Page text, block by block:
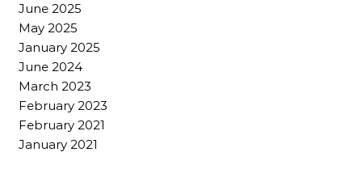
June 2025
May 2025
January 2025
June 2024
March 2023
February 2023
February 2021
January 2021